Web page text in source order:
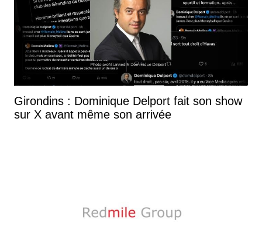
Girondins : Dominique Delport fait son show
sur X avant même son arrivée